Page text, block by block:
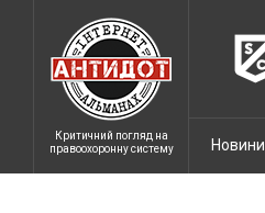
Критичний погляд на
правоохоронну систему
Новини